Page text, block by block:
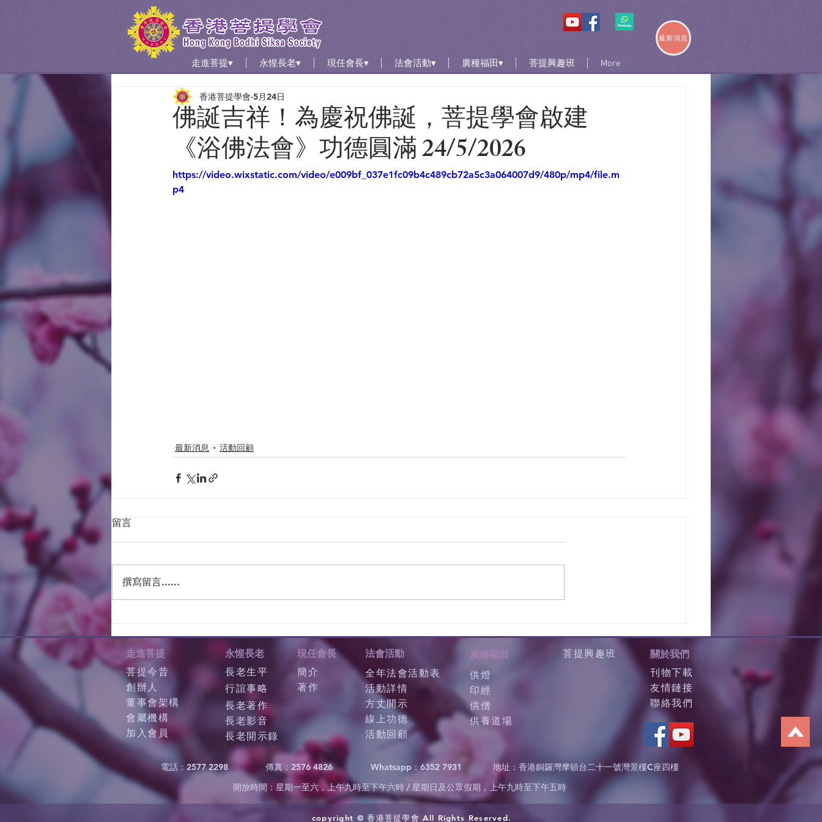
走進菩提▾ 永惺長老▾ 現任會長▾ 法會活動▾ 廣種福田▾ 菩提興趣班 More
最新消息
佛誕吉祥！為慶祝佛誕，菩提學會啟建
《浴佛法會》功德圓滿 24/5/2026
香港菩提學會 5月24日
https://video.wixstatic.com/video/e009bf_037e1fc09b4c489cb72a5c3a064007d9/480p/mp4/file.m
p4
最新消息 活動回顧
留言
撰寫留言......
走進菩提
菩提今昔
創辦人
董事會架構
會屬機構
加入會員
永惺長老
長老生平
行誼事略
長老著作
長老影音
長老開示錄
現任會長
簡介
著作
法會活動
全年法會活動表
活動詳情
方丈開示
線上功德
活動回顧
廣種福田
供燈
印經
供僧
供養道場
菩提興趣班
關於我們
刊物下載
友情鏈接
聯絡我們
電話：2577 2298 傳真：2576 4826 Whatsapp：6352 7931
地址：香港銅鑼灣摩頓台二十一號灣景樓C座四樓
開放時間：星期一至六，上午九時至下午六時 / 星期日及公眾假期，上午九時至下午五時
copyright © 香港菩提學會 All Rights Reserved.